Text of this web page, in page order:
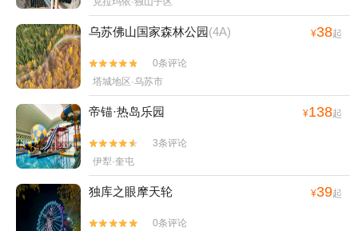
乌苏佛山国家森林公园(4A) ¥38起


0条评论
塔城地区·乌苏市
帝锚·热岛乐园 ¥138起


3条评论
伊犁·奎屯
独库之眼摩天轮 ¥39起


0条评论